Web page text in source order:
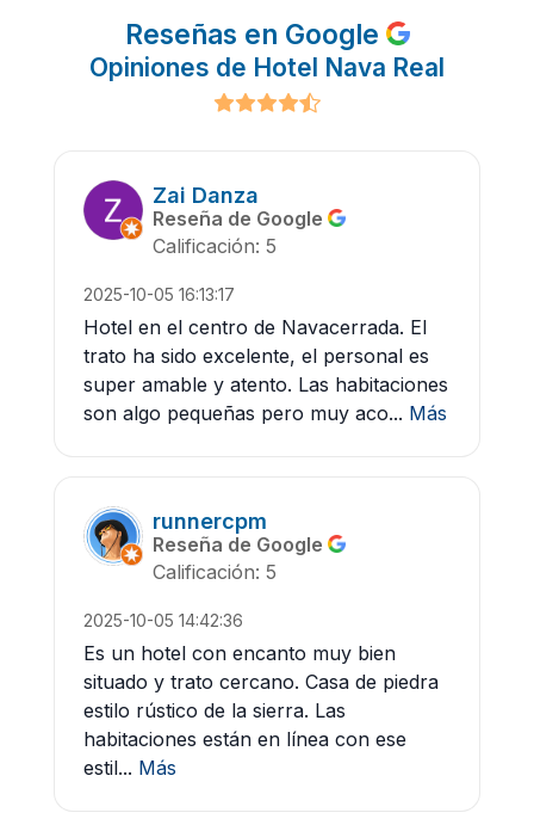
Reseñas en Google
Opiniones de Hotel Nava Real
Zai Danza
Reseña de Google
Calificación: 5
2025-10-05 16:13:17
Hotel en el centro de Navacerrada. El
trato ha sido excelente, el personal es
super amable y atento. Las habitaciones
son algo pequeñas pero muy aco... Más
runnercpm
Reseña de Google
Calificación: 5
2025-10-05 14:42:36
Es un hotel con encanto muy bien
situado y trato cercano. Casa de piedra
estilo rústico de la sierra. Las
habitaciones están en línea con ese
estil... Más